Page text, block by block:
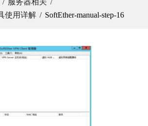
服务器相关
使用详解
SoftEther-manual-step-16